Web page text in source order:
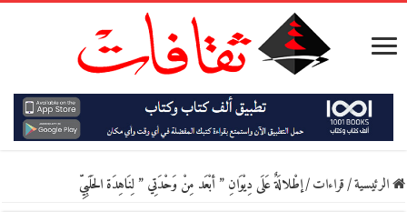
الرئيسية/قراءات/إطْلالَةٌ عَلَى دِيْوَانِ ” أبْعَد مِنْ وَحْدَتِي ” لِنَاهِدَة الحَلَبِيِّ